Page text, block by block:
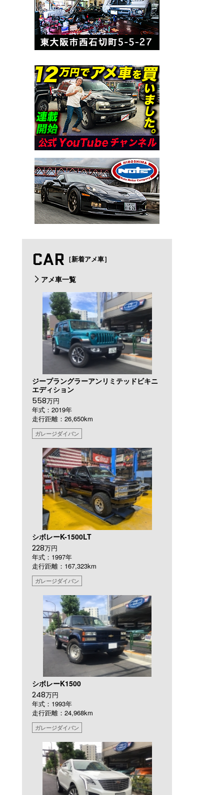
CAR ［新着アメ車］
アメ車一覧
ジープラングラーアンリミテッドビキニ
エディション
558万円
年式：2019年
走行距離：26,650km
ガレージダイバン
シボレーK-1500LT
228万円
年式：1997年
走行距離：167,323km
ガレージダイバン
シボレーK1500
248万円
年式：1993年
走行距離：24,968km
ガレージダイバン